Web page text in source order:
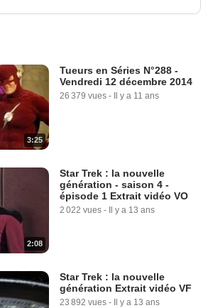
3:25
Tueurs en Séries N°288 -
Vendredi 12 décembre 2014
26 379 vues - Il y a 11 ans
2:08
Star Trek : la nouvelle
génération - saison 4 -
épisode 1 Extrait vidéo VO
2 022 vues - Il y a 13 ans
Star Trek : la nouvelle
génération Extrait vidéo VF
23 892 vues - Il y a 13 ans